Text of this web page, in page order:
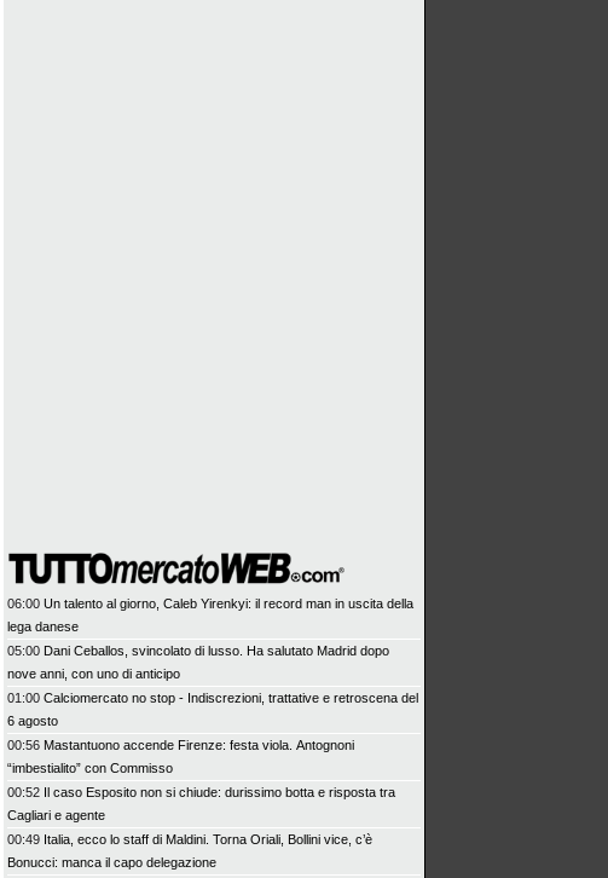
06:00 Un talento al giorno, Caleb Yirenkyi: il record man in uscita della
lega danese
05:00 Dani Ceballos, svincolato di lusso. Ha salutato Madrid dopo
nove anni, con uno di anticipo
01:00 Calciomercato no stop - Indiscrezioni, trattative e retroscena del
6 agosto
00:56 Mastantuono accende Firenze: festa viola. Antognoni
“imbestialito” con Commisso
00:52 Il caso Esposito non si chiude: durissimo botta e risposta tra
Cagliari e agente
00:49 Italia, ecco lo staff di Maldini. Torna Oriali, Bollini vice, c’è
Bonucci: manca il capo delegazione